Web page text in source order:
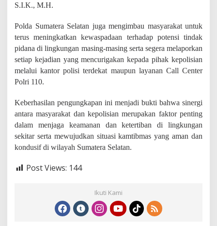
S.I.K., M.H.
Polda Sumatera Selatan juga mengimbau masyarakat untuk
terus meningkatkan kewaspadaan terhadap potensi tindak
pidana di lingkungan masing-masing serta segera melaporkan
setiap kejadian yang mencurigakan kepada pihak kepolisian
melalui kantor polisi terdekat maupun layanan Call Center
Polri 110.
Keberhasilan pengungkapan ini menjadi bukti bahwa sinergi
antara masyarakat dan kepolisian merupakan faktor penting
dalam menjaga keamanan dan ketertiban di lingkungan
sekitar serta mewujudkan situasi kamtibmas yang aman dan
kondusif di wilayah Sumatera Selatan.
Post Views: 144
Ikuti Kami